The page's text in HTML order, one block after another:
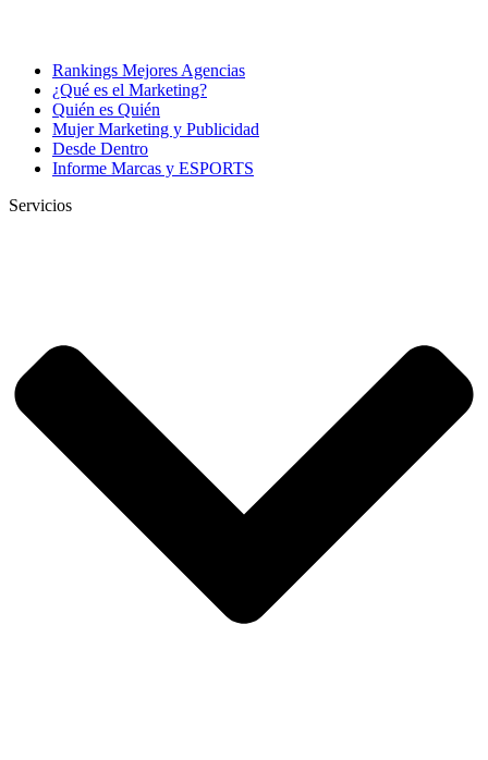
Rankings Mejores Agencias
¿Qué es el Marketing?
Quién es Quién
Mujer Marketing y Publicidad
Desde Dentro
Informe Marcas y ESPORTS
Servicios